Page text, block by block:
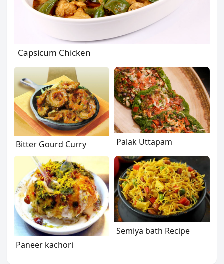
Capsicum Chicken
Bitter Gourd Curry Palak Uttapam
Paneer kachori
Semiya bath Recipe